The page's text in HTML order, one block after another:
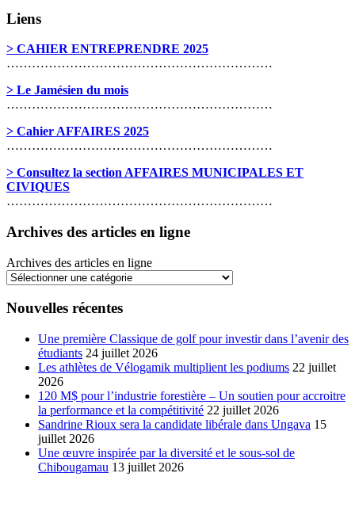
Liens
> CAHIER ENTREPRENDRE 2025
………………………………………………………
> Le Jamésien du mois
………………………………………………………
> Cahier AFFAIRES 2025
………………………………………………………
> Consultez la section AFFAIRES MUNICIPALES ET
CIVIQUES
………………………………………………………
Archives des articles en ligne
Archives des articles en ligne
Nouvelles récentes
Une première Classique de golf pour investir dans l’avenir des
étudiants 24 juillet 2026
Les athlètes de Vélogamik multiplient les podiums 22 juillet
2026
120 M$ pour l’industrie forestière – Un soutien pour accroitre
la performance et la compétitivité 22 juillet 2026
Sandrine Rioux sera la candidate libérale dans Ungava 15
juillet 2026
Une œuvre inspirée par la diversité et le sous-sol de
Chibougamau 13 juillet 2026